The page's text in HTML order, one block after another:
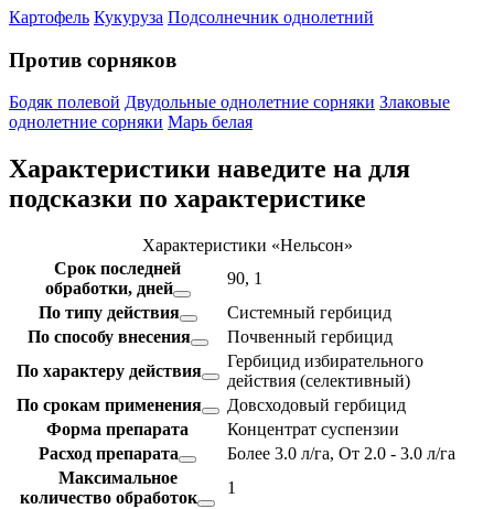
Картофель Кукуруза Подсолнечник однолетний
Против сорняков
Бодяк полевой Двудольные однолетние сорняки Злаковые
однолетние сорняки Марь белая
Характеристики наведите на для
подсказки по характеристике
Характеристики «Нельсон»
Срок последней
обработки, дней
90, 1
По типу действия
Системный гербицид
По способу внесения
Почвенный гербицид
По характеру действия
Гербицид избирательного
действия (селективный)
По срокам применения
Довсходовый гербицид
Форма препарата
Концентрат суспензии
Расход препарата
Более 3.0 л/га, От 2.0 - 3.0 л/га
Максимальное
количество обработок
1